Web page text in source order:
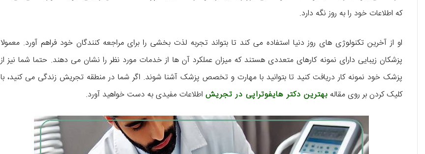
که اطلاعات خود را به روز نگه دارد.
او از آخرین تکنولوژی‌ های روز دنیا استفاده می‌ کند تا بتواند تجربه‌ لذت بخشی را برای مراجعه کنندگان خود فراهم آورد. معمولا
پزشکان زیبایی دارای نمونه کارهای متعددی هستند که میزان عملکرد آن‌ ها از خدمات مورد نظر را نشان می‌ دهند. حتما شما نیز از
پزشک خود نمونه کار دریافت کنید تا بتوانید با مهارت و تخصص پزشک آشنا شوند. اگر شما در منطقه‌ تجریش زندگی می‌ کنید، با
کلیک کردن بر روی مقاله‌ بهترین دکتر هایفوتراپی در تجریش اطلاعات مفیدی به دست خواهید آورد.